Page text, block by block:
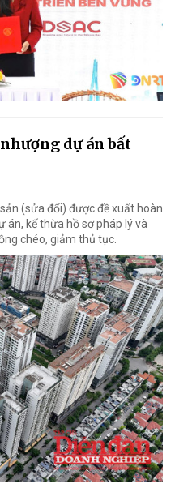
dự án bất
(sửa đổi) được đề xuất hoàn
án, kế thừa hồ sơ pháp lý và
chéo, giảm thủ tục.